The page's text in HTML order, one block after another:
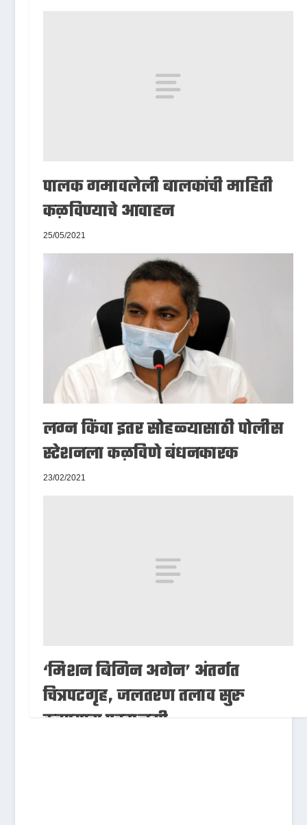
पालक गमावलेली बालकांची माहिती
कळविण्याचे आवाहन
25/05/2021
लग्न किंवा इतर सोहळ्यासाठी पोलीस
स्टेशनला कळविणे बंधनकारक
23/02/2021
‘मिशन बिगिन अगेन’ अंतर्गत
चित्रपटगृह, जलतरण तलाव सुरु
करण्यास परवानगी